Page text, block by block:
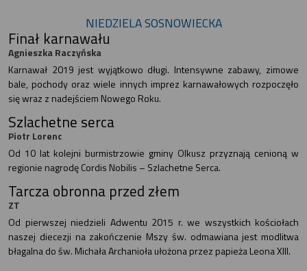
NIEDZIELA SOSNOWIECKA
Finał karnawału
Agnieszka Raczyńska
Karnawał 2019 jest wyjątkowo długi. Intensywne zabawy, zimowe
bale, pochody oraz wiele innych imprez karnawałowych rozpoczęło
się wraz z nadejściem Nowego Roku.
Szlachetne serca
Piotr Lorenc
Od 10 lat kolejni burmistrzowie gminy Olkusz przyznają cenioną w
regionie nagrodę Cordis Nobilis – Szlachetne Serca.
Tarcza obronna przed złem
ZT
Od pierwszej niedzieli Adwentu 2015 r. we wszystkich kościołach
naszej diecezji na zakończenie Mszy św. odmawiana jest modlitwa
błagalna do św. Michała Archanioła ułożona przez papieża Leona XIII.